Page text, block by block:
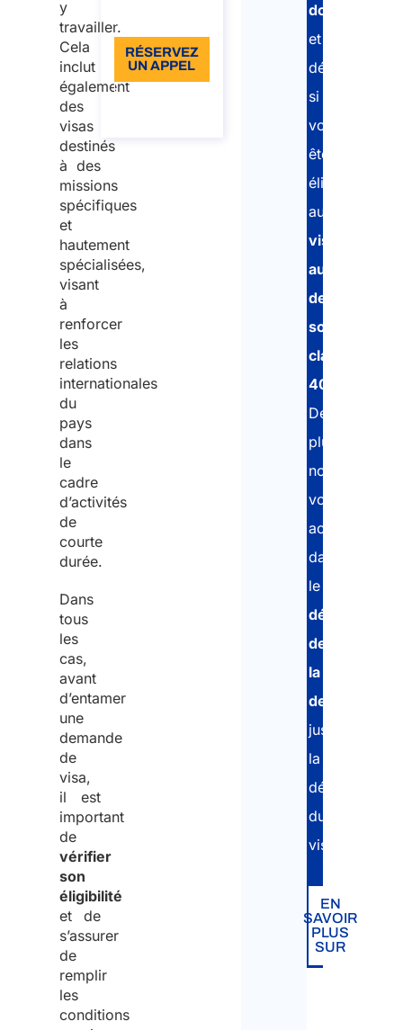
y
travailler.
Cela
inclut
également
des
visas
destinés
à des
missions
spécifiques
et
hautement
spécialisées,
visant
à
renforcer
les
relations
internationales
du
pays
dans
le
cadre
d’activités
de
courte
durée.
Dans
tous
les
cas,
avant
d’entamer
une
demande
de
visa,
il est
important
de
vérifier
son
éligibilité
et de
s’assurer
de
remplir
les
conditions
RÉSERVEZ
UN APPEL
dossier
et
détermineront
si
vous
êtes
éligible
au
visa
australien
de
sous-
classe
400
De
plus,
nous
vous
dans
le
dépôt
de
la
demande
jusqu’à
la
délivrance
du
visa.
EN
SAVOIR
PLUS
SUR